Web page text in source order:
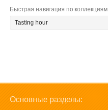
Быстрая навигация по коллекциям
Основные разделы: